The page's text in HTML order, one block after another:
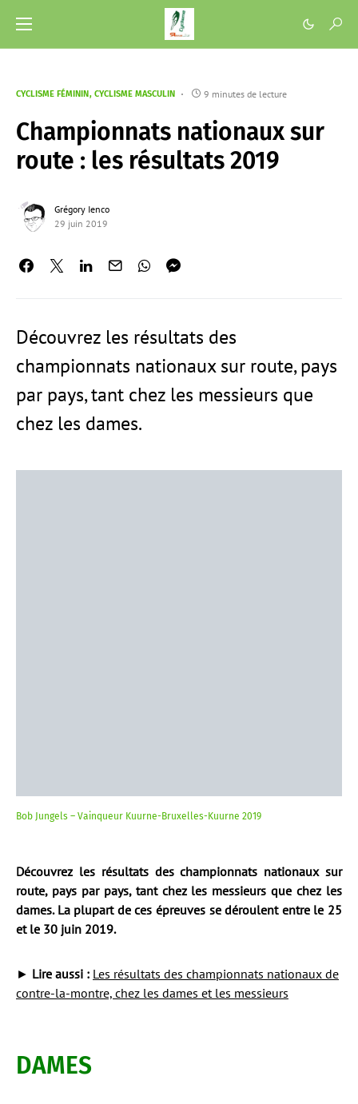
CYCLISME FÉMININ CYCLISME MASCULIN 9 minutes de lecture
Championnats nationaux sur
route : les résultats 2019
Grégory Ienco
29 juin 2019
Découvrez les résultats des
championnats nationaux sur route, pays
par pays, tant chez les messieurs que
chez les dames.
Bob Jungels – Vainqueur Kuurne-Bruxelles-Kuurne 2019
Découvrez les résultats des championnats nationaux sur
route, pays par pays, tant chez les messieurs que chez les
dames. La plupart de ces épreuves se déroulent entre le 25
et le 30 juin 2019.
► Lire aussi : Les résultats des championnats nationaux de
contre-la-montre, chez les dames et les messieurs
DAMES